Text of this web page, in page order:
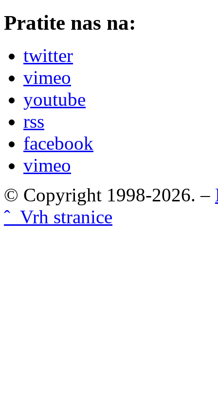
Pratite nas na:
twitter
vimeo
youtube
rss
facebook
vimeo
© Copyright 1998-2026. –
ˆ Vrh stranice